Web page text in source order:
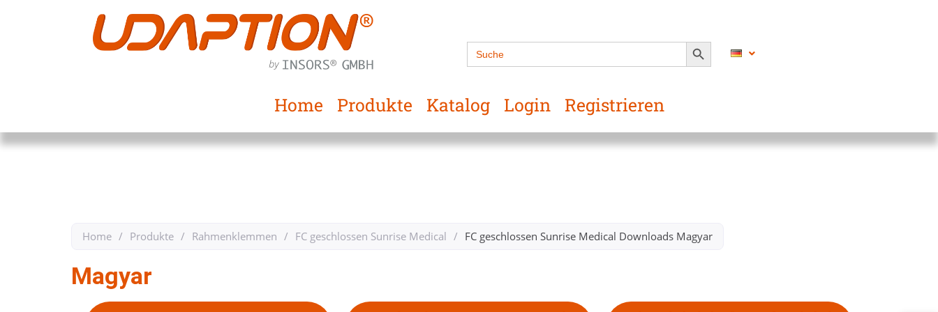
Search
for:
SEARCH BUTTON
Home Produkte Katalog Login Registrieren
Home / Produkte / Rahmenklemmen / FC geschlossen Sunrise Medical / FC geschlossen Sunrise Medical Downloads Magyar​
Magyar